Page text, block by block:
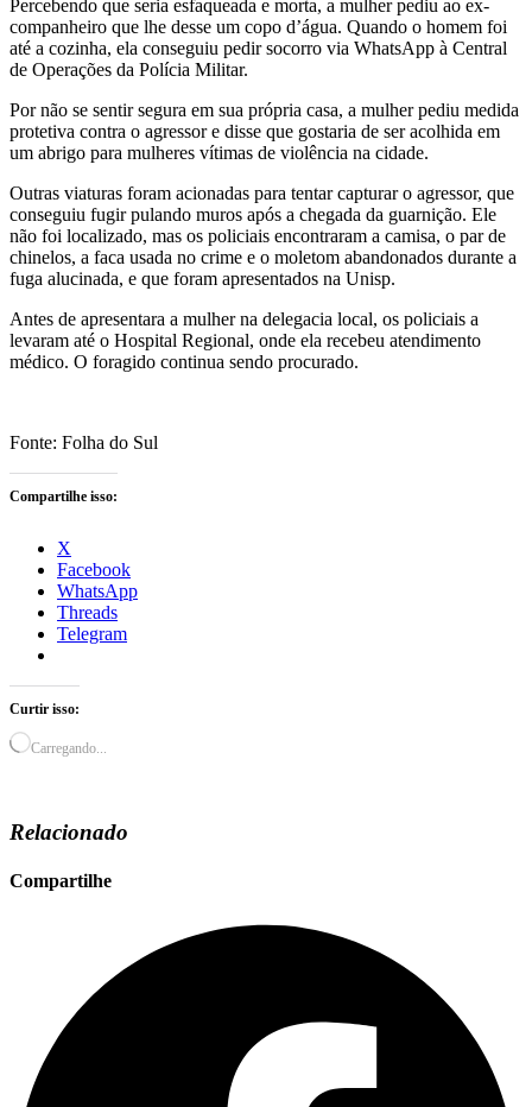
Percebendo que seria esfaqueada e morta, a mulher pediu ao ex-
companheiro que lhe desse um copo d’água. Quando o homem foi
até a cozinha, ela conseguiu pedir socorro via WhatsApp à Central
de Operações da Polícia Militar.
Por não se sentir segura em sua própria casa, a mulher pediu medida
protetiva contra o agressor e disse que gostaria de ser acolhida em
um abrigo para mulheres vítimas de violência na cidade.
Outras viaturas foram acionadas para tentar capturar o agressor, que
conseguiu fugir pulando muros após a chegada da guarnição. Ele
não foi localizado, mas os policiais encontraram a camisa, o par de
chinelos, a faca usada no crime e o moletom abandonados durante a
fuga alucinada, e que foram apresentados na Unisp.
Antes de apresentara a mulher na delegacia local, os policiais a
levaram até o Hospital Regional, onde ela recebeu atendimento
médico. O foragido continua sendo procurado.
Fonte: Folha do Sul
Compartilhe isso:
X
Facebook
WhatsApp
Threads
Telegram
Curtir isso:
Carregando...
Relacionado
Compartilhe